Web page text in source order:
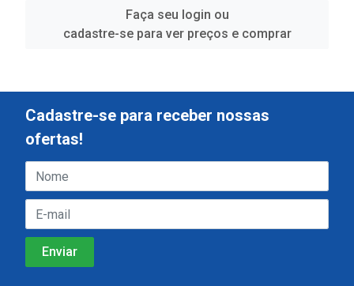
Faça seu login ou
cadastre-se para ver preços e comprar
Cadastre-se para receber nossas
ofertas!